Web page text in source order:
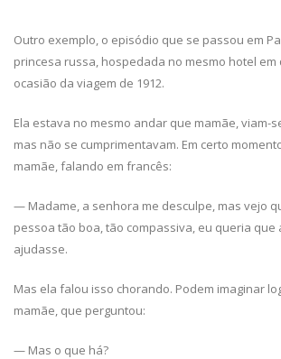
Outro exemplo, o episódio que se passou em
princesa russa, hospedada no mesmo hotel
ocasião da viagem de 1912.
Ela estava no mesmo andar que mamãe, viam-
mas não se cumprimentavam. Em certo
mamãe, falando em francês:
— Madame, a senhora me desculpe, mas vejo
pessoa tão boa, tão compassiva, eu queria que
ajudasse.
Mas ela falou isso chorando. Podem imaginar
mamãe, que perguntou:
— Mas o que há?